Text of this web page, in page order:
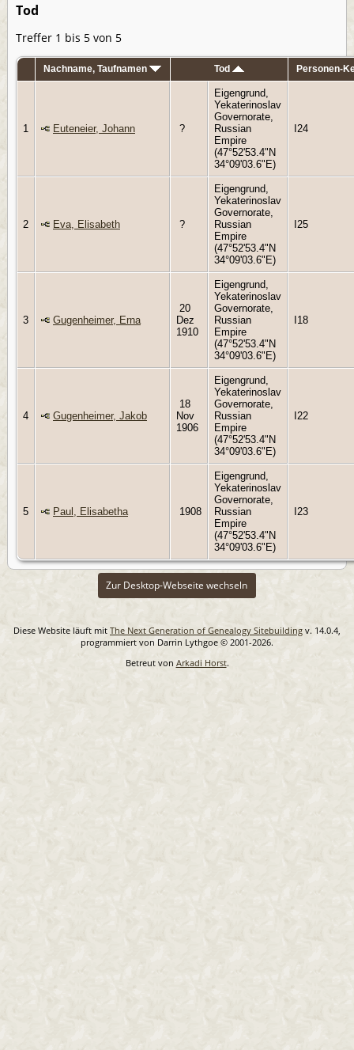
Tod
Treffer 1 bis 5 von 5
Nachname, Taufnamen Tod Personen-
1 Euteneier, Johann ?
Eigengrund,
Yekaterinoslav
Governorate,
Russian
Empire
(47°52'53.4"N
34°09'03.6"E)
I24
2 Eva, Elisabeth ?
Eigengrund,
Yekaterinoslav
Governorate,
Russian
Empire
(47°52'53.4"N
34°09'03.6"E)
I25
3 Gugenheimer, Erna
20
Dez
1910
Eigengrund,
Yekaterinoslav
Governorate,
Russian
Empire
(47°52'53.4"N
34°09'03.6"E)
I18
4 Gugenheimer, Jakob
18
Nov
1906
Eigengrund,
Yekaterinoslav
Governorate,
Russian
Empire
(47°52'53.4"N
34°09'03.6"E)
I22
5 Paul, Elisabetha 1908
Eigengrund,
Yekaterinoslav
Governorate,
Russian
Empire
(47°52'53.4"N
34°09'03.6"E)
I23
Zur Desktop-Webseite wechseln
Diese Website läuft mit The Next Generation of Genealogy Sitebuilding v. 14.0.4,
programmiert von Darrin Lythgoe © 2001-2026.
Betreut von Arkadi Horst.